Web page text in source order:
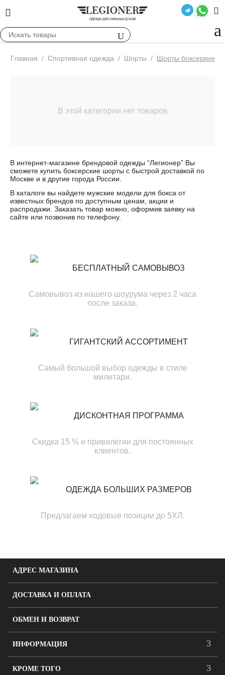
Главная / Спортивная одежда / Шорты / Шорты боксеркие
В этой категории нет товаров
В интернет-магазине брендовой одежды “Легионер” Вы
сможете купить боксерские шорты с быстрой доставкой по
Москве и в другие города России.
В каталоге вы найдете мужские модели для бокса от
известных брендов по доступным ценам, акции и
распродажи. Заказать товар можно, оформив заявку на
сайте или позвонив по телефону.
БЕСПЛАТНЫЙ САМОВЫВОЗ
Самовывоз из нашего шоурума через 2 часа
после заказа.
ГИГАНТСКИЙ АССОРТИМЕНТ
Самый большой выбор одежды в стиле
милитари.
ДИСКОНТНАЯ ПРОГРАММА
Скидка 15 % и привилегии для постоянных
клиентов.
ОДЕЖДА БОЛЬШИХ РАЗМЕРОВ
Предлагаем ходовые позиции до 5ХЛ.
АДРЕС МАГАЗИНА
ДОСТАВКА И ОПЛАТА
ОБМЕН И ВОЗВРАТ
ИНФОРМАЦИЯ
КРОМЕ ТОГО